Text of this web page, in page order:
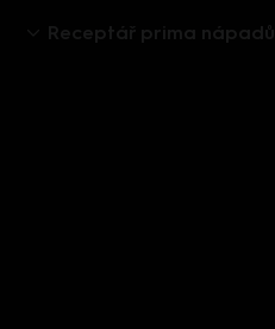
Receptář prima nápadů